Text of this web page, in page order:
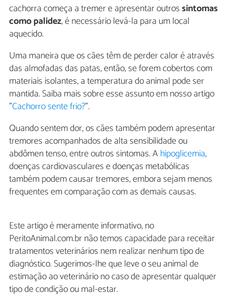
cachorra começa a tremer e apresentar outrossintomas
como palidez, é necessário levá-la para um local
aquecido.
Uma maneira que os cães têm de perder calor é através
das almofadas das patas, então, se forem cobertos com
materiais isolantes, a temperatura do animal pode ser
mantida. Saiba mais sobre esse assunto em nosso artigo
"Cachorro sente frio?".
Quando sentem dor, os cães também podem apresentar
tremores acompanhados de alta sensibilidade ou
abdômen tenso, entre outros sintomas. Ahipoglicemia,
doenças cardiovasculares e doenças metabólicas
também podem causar tremores, embora sejam menos
frequentes em comparação com as demais causas.
Este artigo é meramente informativo, no
PeritoAnimal.com.br não temos capacidade para receitar
tratamentos veterinários nem realizar nenhum tipo de
diagnóstico. Sugerimos-lhe que leve o seu animal de
estimação ao veterinário no caso de apresentar qualquer
tipo de condição ou mal-estar.